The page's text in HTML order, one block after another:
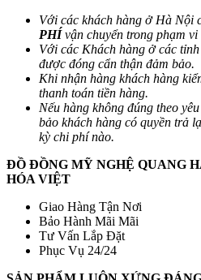
Với các khách hàng ở Hà Nội
PHÍ vận chuyển trong phạm
Với các Khách hàng ở các
được đóng cẩn thận đảm bảo.
Khi nhận hàng khách hàng
thanh toán tiền hàng.
Nếu hàng không đúng theo
bảo khách hàng có quyền trả
kỳ chi phí nào.
ĐỒ ĐỒNG MỸ NGHỆ QUANG
HÓA VIỆT
Giao Hàng Tận Nơi
Bảo Hành Mãi Mãi
Tư Vấn Lắp Đặt
Phục Vụ 24/24